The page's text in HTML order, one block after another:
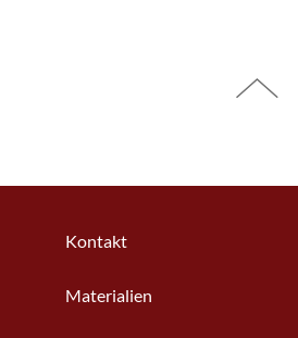
Kontakt
Materialien